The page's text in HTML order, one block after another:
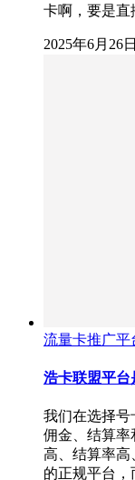
卡啊，要是
2025年6月26日
流量卡推广平
浩卡联盟平台
我们在选择号
佣金、结算率
高、结算率高
的正规平台